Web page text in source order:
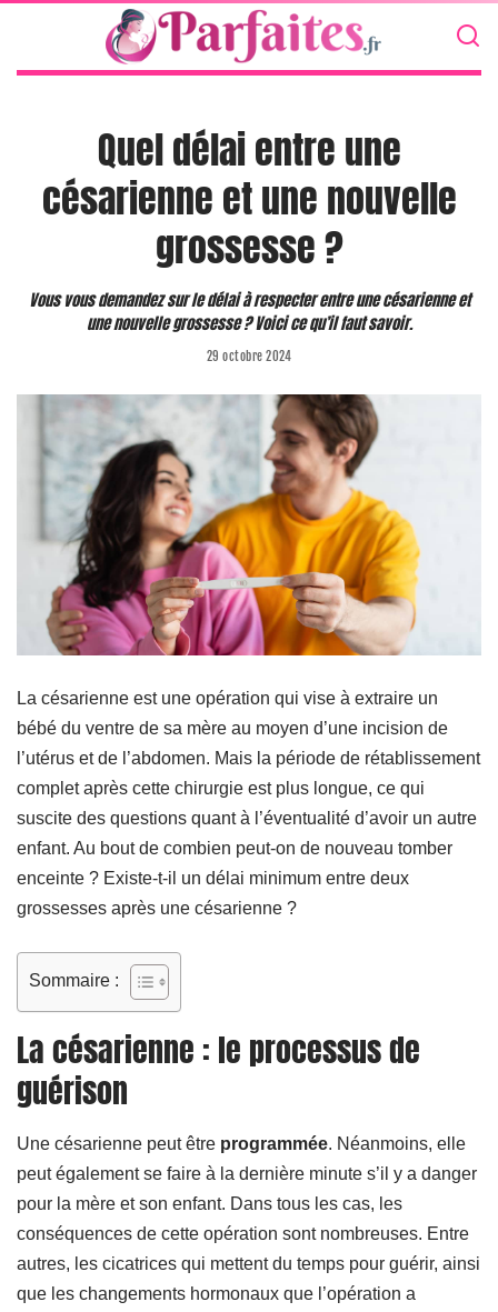
Quel délai entre une
césarienne et une nouvelle
grossesse ?
Vous vous demandez sur le délai à respecter entre une césarienne et
une nouvelle grossesse ? Voici ce qu’il faut savoir.
29 octobre 2024
La césarienne est une opération qui vise à extraire un
bébé du ventre de sa mère au moyen d’une incision de
l’utérus et de l’abdomen. Mais la période de rétablissement
complet après cette chirurgie est plus longue, ce qui
suscite des questions quant à l’éventualité d’avoir un autre
enfant. Au bout de combien peut-on de nouveau tomber
enceinte ? Existe-t-il un délai minimum entre deux
grossesses après une césarienne ?
Sommaire :
La césarienne : le processus de
guérison
Une césarienne peut être programmée. Néanmoins, elle
peut également se faire à la dernière minute s’il y a danger
pour la mère et son enfant. Dans tous les cas, les
conséquences de cette opération sont nombreuses. Entre
autres, les cicatrices qui mettent du temps pour guérir, ainsi
que les changements hormonaux que l’opération a